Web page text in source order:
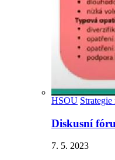
HSOU
Diskusní
7. 5. 2023